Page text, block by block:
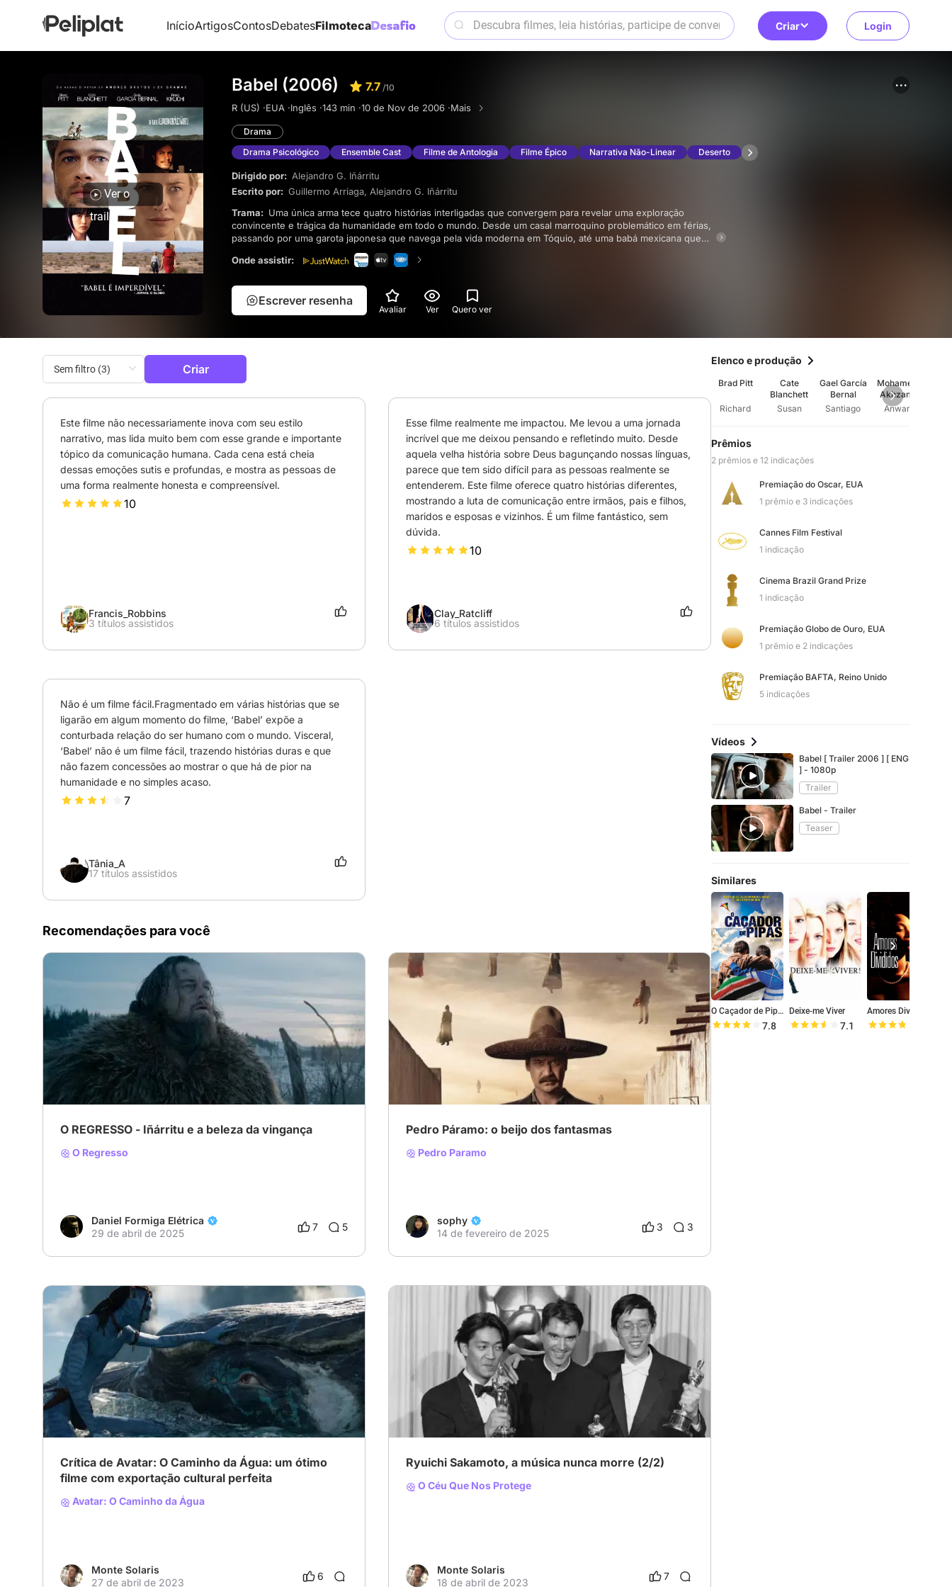
InícioArtigosContosDebatesFilmoteca Criar Login
Ver o
trailer
Babel (2006) 7.7 /10
R (US) ·EUA ·Inglês ·143 min ·10 de Nov de 2006 ·Mais
Drama
Drama Psicológico
Ensemble Cast Filme de Antologia Filme Épico Narrativa Não-Linear Deserto
Dirigido por: Alejandro G. Iñárritu
Escrito por: Guillermo Arriaga, Alejandro G. Iñárritu
Trama:
convincente e trágica da humanidade em todo o mundo. Desde um casal marroquino problemático em férias,
passando por uma garota japonesa que navega pela vida moderna em Tóquio, até uma babá mexicana que
enfrenta desafios enquanto viaja, o filme reflete os fios comuns que nos unem a todos e ilustra a
interconexão de vidas aparentemente aleatórias em todo o mundo.
Onde assistir:
Escrever resenha
Avaliar Ver Quero ver
Criar
Este filme não necessariamente inova com seu estilo
narrativo, mas lida muito bem com esse grande e importante
tópico da comunicação humana. Cada cena está cheia
dessas emoções sutis e profundas, e mostra as pessoas de
uma forma realmente honesta e compreensível.
10
Francis_Robbins
3 títulos assistidos
Esse filme realmente me impactou. Me levou a uma jornada
incrível que me deixou pensando e refletindo muito. Desde
aquela velha história sobre Deus bagunçando nossas línguas,
parece que tem sido difícil para as pessoas realmente se
entenderem. Este filme oferece quatro histórias diferentes,
mostrando a luta de comunicação entre irmãos, pais e filhos,
maridos e esposas e vizinhos. É um filme fantástico, sem
dúvida.
10
Clay_Ratcliff
6 títulos assistidos
Não é um filme fácil.Fragmentado em várias histórias que se
ligarão em algum momento do filme, ‘Babel’ expõe a
conturbada relação do ser humano com o mundo. Visceral,
‘Babel’ não é um filme fácil, trazendo histórias duras e que
não fazem concessões ao mostrar o que há de pior na
humanidade e no simples acaso.
7
Tânia_A
17 títulos assistidos
Recomendações para você
O REGRESSO - Iñárritu e a beleza da vingança
O Regresso
Daniel Formiga Elétrica
29 de abril de 2025
7 5
Pedro Páramo: o beijo dos fantasmas
Pedro Paramo
sophy
14 de fevereiro de 2025
3 3
Crítica de Avatar: O Caminho da Água: um ótimo
filme com exportação cultural perfeita
Avatar: O Caminho da Água
Monte Solaris
27 de abril de 2023
6
Ryuichi Sakamoto, a música nunca morre (2/2)
O Céu Que Nos Protege
Monte Solaris
18 de abril de 2023
7
Elenco e produção
Brad Pitt
Richard
Cate
Blanchett
Susan
Gael García
Bernal
Santiago
Mohamed
Akhzam
Anwar
Prêmios
2 prêmios e 12 indicações
Premiação do Oscar, EUA
1 prêmio e 3 indicações
Cannes Film Festival
1 indicação
Cinema Brazil Grand Prize
1 indicação
Premiação Globo de Ouro, EUA
1 prêmio e 2 indicações
Premiação BAFTA, Reino Unido
5 indicações
Vídeos
Babel [ Trailer 2006 ] [ ENG
] - 1080p
Trailer
Babel - Trailer
Teaser
Similares
O Caçador de Pipas
7.8
Deixe-me Viver
7.1
Amores Divididos